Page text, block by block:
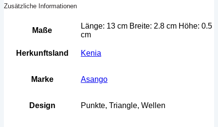
Zusätzliche Informationen
Maße
Länge: 13 cm Breite: 2.8 cm Höhe: 0.5
cm
Herkunftsland Kenia
Marke Asango
Design Punkte, Triangle, Wellen